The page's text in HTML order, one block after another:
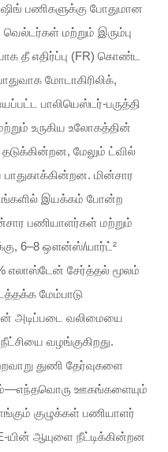
பணிகளுக்கு போதுமான
மற்றும் இரும்பு
தீ எதிர்ப்பு (FR) கொண்ட
மோடாகிரிலிக்,
பாலியெஸ்டர்-பருத்தி
உருகிய உலோகத்தின்
தடுக்கின்றன, மேலும் ட்வில்
மின்சார
இயக்கம் போன்ற
பணியாளர்கள் மற்றும்
6–8 ஔன்ஸ்/யார்ட்²
எலாஸ்டேன் சேர்த்தல் மூலம்
மேம்பாடு
அடிப்படை வலிமையை
வழங்குகிறது.
துணி தேர்வுகளை
ஊகங்களையும்
குழுக்கள் பணியாளர்
யின் ஆயுளை நீட்டிக்கின்றன